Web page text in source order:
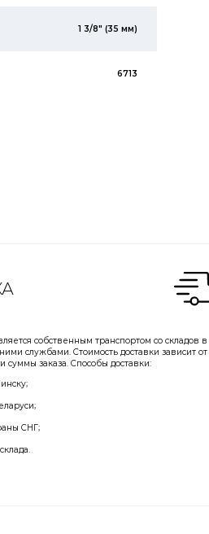
1 3/8" (35 мм)
6713
собственным транспортом со складов в
службами. Стоимость доставки зависит от
суммы заказа. Способы доставки:
СНГ;